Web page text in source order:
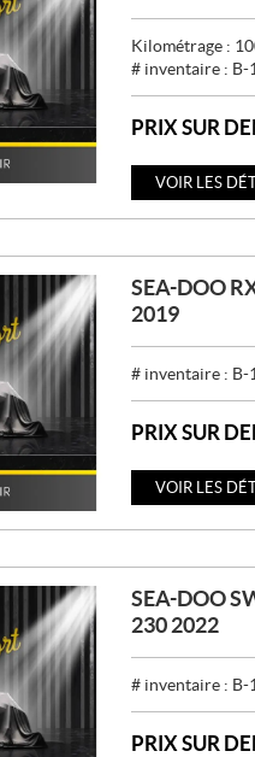
Kilométrage :
# inventaire : B-
PRIX SUR
VOIR LES
SEA-DOO
2019
# inventaire : B-
PRIX SUR
VOIR LES
SEA-DOO
230 2022
# inventaire : B-
PRIX SUR